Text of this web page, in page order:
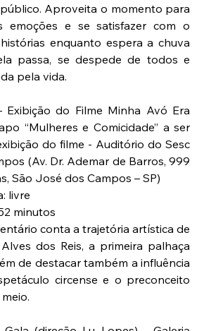
Aproveita o momento para
emoções e se satisfazer com o
enquanto espera a chuva
passa, se despede de todos e
pela vida.
Exibição do Filme Minha Avó Era
“Mulheres e Comicidade” a ser
do filme - Auditório do Sesc
(Av. Dr. Ademar de Barros, 999
São José dos Campos – SP)
livre
minutos
conta a trajetória artística de
dos Reis, a primeira palhaça
de destacar também a influência
circense e o preconceito